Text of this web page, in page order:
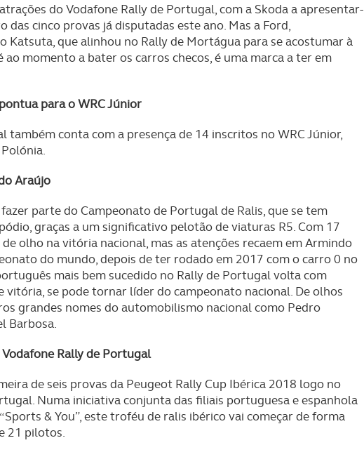
do Vodafone Rally de Portugal, com a Skoda a apresentar-
das cinco provas já disputadas este ano. Mas a Ford,
Katsuta, que alinhou no Rally de Mortágua para se acostumar à
momento a bater os carros checos, é uma marca a ter em
para o WRC Júnior
também conta com a presença de 14 inscritos no WRC Júnior,
Araújo
parte do Campeonato de Portugal de Ralis, que se tem
graças a um significativo pelotão de viaturas R5. Com 17
olho na vitória nacional, mas as atenções recaem em Armindo
do mundo, depois de ter rodado em 2017 com o carro 0 no
mais bem sucedido no Rally de Portugal volta com
vitória, se pode tornar líder do campeonato nacional. De olhos
grandes nomes do automobilismo nacional como Pedro
Barbosa.
Rally de Portugal
de seis provas da Peugeot Rally Cup Ibérica 2018 logo no
Numa iniciativa conjunta das filiais portuguesa e espanhola
& You”, este troféu de ralis ibérico vai começar de forma
21 pilotos.